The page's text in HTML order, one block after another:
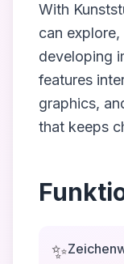
With
can
developing
features
graphics,
that keeps
✨